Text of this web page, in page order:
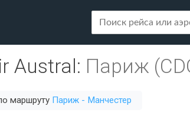
Austral: Париж
маршруту Париж - Манчестер